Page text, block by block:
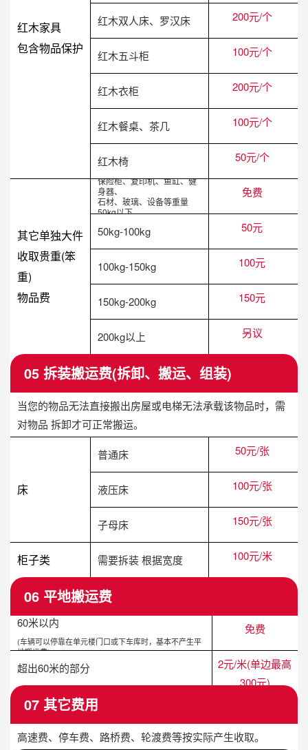
红木家具
包含物品保护
红木双人床、罗汉床
红木五斗柜
红木衣柜
红木餐桌、茶几
红木椅
200元/个
100元/个
200元/个
100元/个
50元/个
其它单独大件
收取贵重(笨
重)
物品费
保险柜、复印机、鱼缸、健
身器、
石材、玻璃、设备等重量
50kg以下
50kg-100kg
100kg-150kg
150kg-200kg
200kg以上
免费
50元
100元
150元
另议
05 拆装搬运费(拆卸、搬运、组装)
当您的物品无法直接搬出房屋或电梯无法承载该物品时，需
对物品 拆卸才可正常搬运。
床
普通床
液压床
子母床
50元/张
100元/张
150元/张
柜子类 需要拆装 根据宽度 100元/米
06 平地搬运费
60米以内
(车辆可以停靠在单元楼门口或下车库时，基本不产生平
地搬运费)
超出60米的部分
免费
2元/米(单边最高
300元)
07 其它费用
高速费、停车费、路桥费、轮渡费等按实际产生收取。